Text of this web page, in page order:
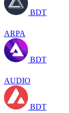
BDT
ARPA
BDT
AUDIO
BDT